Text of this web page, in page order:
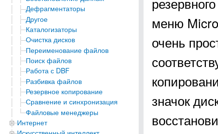
Дефрагментаторы
Другое
Каталогизаторы
Очистка дисков
Переименование файлов
Поиск файлов
Работа с DBF
Разбивка файлов
Резервное копирование
Сравнение и синхронизация
Файловые менеджеры
Интернет
меню
очень
значок